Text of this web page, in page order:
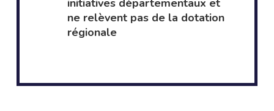
initiatives départementaux et
ne relèvent pas de la dotation
régionale